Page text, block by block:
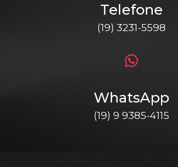
Telefone
(19) 3231-5598
WhatsApp
(19) 9 9385-4115